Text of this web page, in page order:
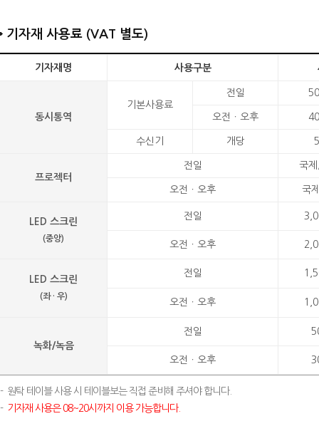
기자재 사용료 (VAT 별도)
기자재명 사용구분
동시통역
기본사용료
전일
오전ㆍ오후
수신기 개당
프로젝터
전일 국
오전ㆍ오후 국
LED 스크린
(중앙)
전일
오전ㆍ오후
LED 스크린
(좌 · 우)
전일
오전ㆍ오후
녹화/녹음
전일
오전ㆍ오후
- 원탁 테이블 사용 시 테이블보는 직접 준비해 주셔야 합니다.
- 기자재 사용은 08~20시까지 이용 가능합니다.